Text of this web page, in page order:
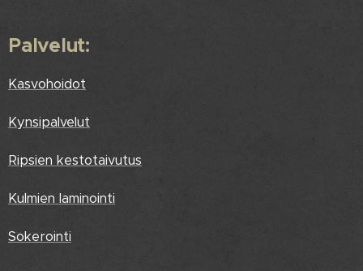
Palvelut:
Kasvohoidot
Kynsipalvelut
Ripsien kestotaivutus
Kulmien laminointi
Sokerointi